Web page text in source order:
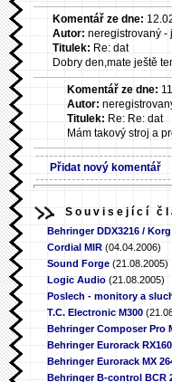
Komentář ze dne:
Autor: neregistrovaný -
Titulek: Re: dat
Dobry den,mate ještě
Komentář ze dne:
Autor:
Titulek: Re: Re: dat
Mám takový stroj a
Přidat nový komentář
Související
Behringer DDX3216 /
Cordial MIR (04.04.2006)
Sound Forge (21.08.2005)
Logic Audio (21.08.2005)
Poslech - monitory a
T.C. Electronic M300
Behringer Composer Pro
Behringer Eurorack
Behringer Eurorack MX
Behringer B-control BCR